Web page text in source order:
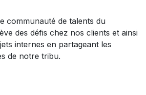
communauté de talents du
des défis chez nos clients et ainsi
internes en partageant les
de notre tribu.